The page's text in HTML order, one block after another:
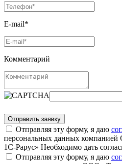
E-mail*
Комментарий
Отправляя эту форму, я даю
персональных данных
1С-Рарус» Необходимо дать
Отправляя эту форму, я даю